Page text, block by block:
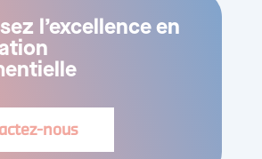
l’excellence en
nous